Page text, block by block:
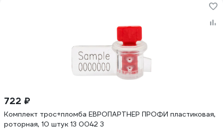
722 ₽
Комплект трос+пломба ЕВРОПАРТНЕР ПРОФИ пластиковая,
роторная, 10 штук 13 0042 3